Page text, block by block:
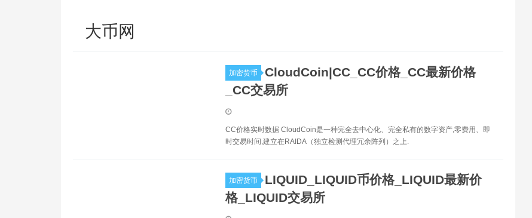
大币网
加密货币
CloudCoin|CC_CC价格_CC最新价格
_CC交易所
CC价格实时数据 CloudCoin是一种完全去中心化、完全私有的数字资产,零费用、即
时交易时间,建立在RAIDA（独立检测代理冗余阵列）之上.
加密货币
LIQUID_LIQUID币价格_LIQUID最新价
格_LIQUID交易所